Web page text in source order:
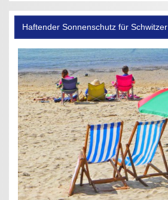
Haftender Sonnenschutz für Schwitzer